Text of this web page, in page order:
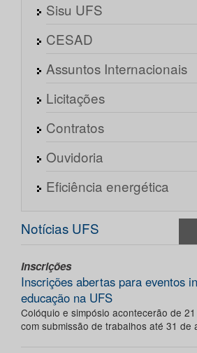
Sisu UFS
CESAD
Assuntos Internacionais
Licitações
Contratos
Ouvidoria
Eficiência energética
Notícias UFS
Inscrições
Inscrições abertas para eventos
educação na UFS
Colóquio e simpósio acontecerão de
com submissão de trabalhos até 31 de